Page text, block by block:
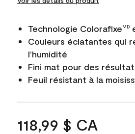
Technologie ColorafixeMD
Couleurs éclatantes qui
l’humidité
Fini mat pour des
Feuil résistant à la
118,99 $ CA